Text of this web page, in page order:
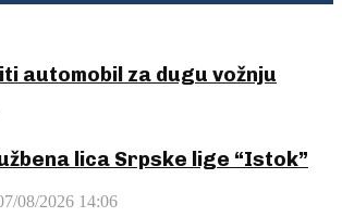
automobil za dugu vožnju
lica Srpske lige “Istok”
08/2026 14:06